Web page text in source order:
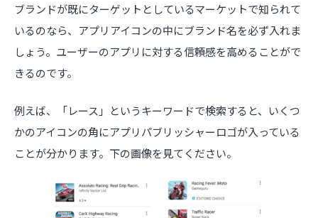
ブランドが既にターゲットとしているマーケットで知られて
いるのなら、アプリアイコンの中にブランド名を必ず入れま
しょう。ユーザーのアプリに対する信頼感を高めることがで
きるのです。
例えば、「レース」というキーワードで検索すると、いくつ
かのアイコンの角にアプリパブリッシャーロゴが入っている
ことが分かります。下の画像を見てください。